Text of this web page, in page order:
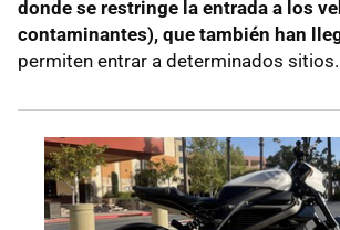
donde se restringe la entrada a los
contaminantes), que también han
permiten entrar a determinados sitios.